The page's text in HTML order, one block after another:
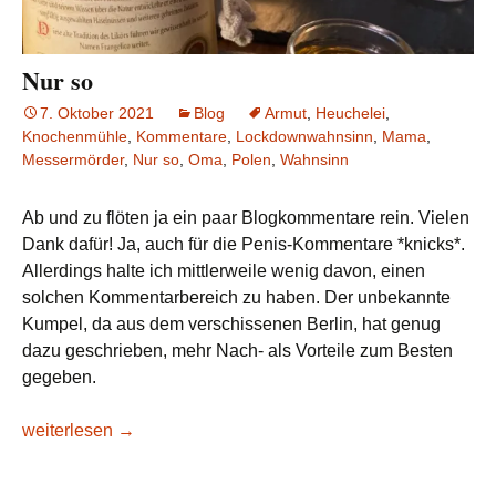
Nur so
7. Oktober 2021 Blog Armut, Heuchelei,
Knochenmühle, Kommentare, Lockdownwahnsinn, Mama,
Messermörder, Nur so, Oma, Polen, Wahnsinn
Ab und zu flöten ja ein paar Blogkommentare rein. Vielen
Dank dafür! Ja, auch für die Penis-Kommentare *knicks*.
Allerdings halte ich mittlerweile wenig davon, einen
solchen Kommentarbereich zu haben. Der unbekannte
Kumpel, da aus dem verschissenen Berlin, hat genug
dazu geschrieben, mehr Nach- als Vorteile zum Besten
gegeben.
Nur so
weiterlesen →